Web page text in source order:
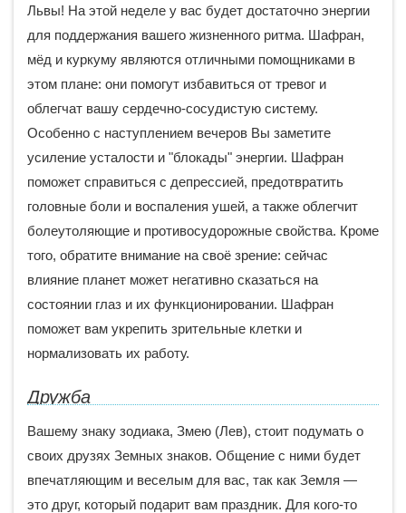
Львы! На этой неделе у вас будет достаточно энергии
для поддержания вашего жизненного ритма. Шафран,
мёд и куркуму являются отличными помощниками в
этом плане: они помогут избавиться от тревог и
облегчат вашу сердечно-сосудистую систему.
Особенно с наступлением вечеров Вы заметите
усиление усталости и "блокады" энергии. Шафран
поможет справиться с депрессией, предотвратить
головные боли и воспаления ушей, а также облегчит
болеутоляющие и противосудорожные свойства. Кроме
того, обратите внимание на своё зрение: сейчас
влияние планет может негативно сказаться на
состоянии глаз и их функционировании. Шафран
поможет вам укрепить зрительные клетки и
нормализовать их работу.
Дружба
Вашему знаку зодиака, Змею (Лев), стоит подумать о
своих друзях Земных знаков. Общение с ними будет
впечатляющим и веселым для вас, так как Земля —
это друг, который подарит вам праздник. Для кого-то